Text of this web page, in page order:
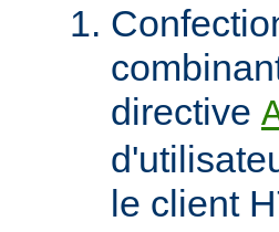
directive
le client